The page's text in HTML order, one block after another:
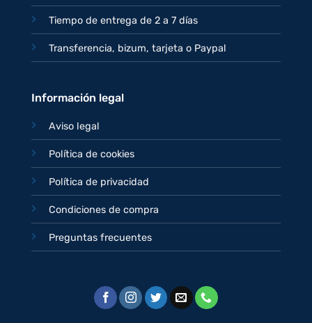
Tiempo de entrega de 2 a 7 días
Transferencia, bizum, tarjeta o Paypal
Información legal
Aviso legal
Política de cookies
Política de privacidad
Condiciones de compra
Preguntas frecuentes